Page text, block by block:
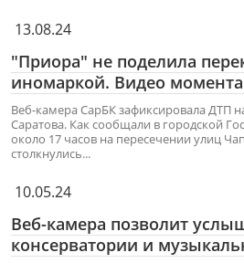
13.08.24
"Приора" не поделила
иномаркой. Видео
Веб-камера СарБК зафиксировала ДТП
Саратова. Как сообщали в городской
около 17 часов на пересечении улиц
столкнулись...
10.05.24
Веб-камера позволит
консерватории и